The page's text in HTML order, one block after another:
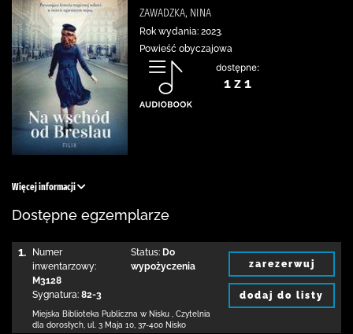
ZAWADZKA, NINA
Rok wydania: 2023.
Powieść obyczajowa
dostępne:
1 z 1
Więcej informacji
Dostępne egzemplarze
1.
Numer
inwentarzowy:
M3128
Sygnatura: 82-3
Status: Do
wypożyczenia
Miejska Biblioteka Publiczna w Nisku
Czytelnia
dla dorosłych, ul. 3 Maja 10 37-400 Nisko
zarezerwuj
dodaj do listy